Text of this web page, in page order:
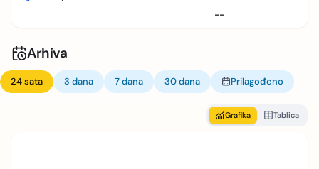
--
Arhiva
24 sata 3 dana 7 dana 30 dana Prilagođeno
Grafika Tablica